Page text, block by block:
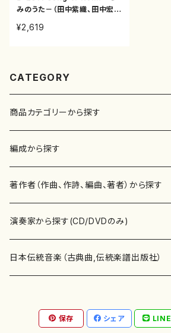
みのうた－（田中紫織、田中宏史
サー他/CD）
¥2,619
CATEGORY
商品カテゴリーから探す
楽譜
書籍
書籍
テキストブック
CD・DVD
チケット
邦楽ジャーナル
レコード
編成から探す
邦楽器
箏・琴（ソロ）
箏・琴（合奏）
三味線（合奏）
合唱
混声合唱
男声合唱
歌・声
ピアノ（ソロ）
洋楽器（弦楽器）
著作者（作曲、作詩、編曲、著者）から探す
あ行
青木省三(アオキ ショウゾウ)
秋山健治(アキヤマ ケンジ）
か行
蔭山滸山(カゲヤマ キョザン)
斉藤松声(サイトウ ショウセイ)
演奏家から探す(CD/DVDのみ)
邦楽（箏、三味線、尺八等）演奏家
石川高（笙）
應和惠子（声楽・ソプラノ）
洋楽-鍵盤楽器（ピアノ、オルガン等）演奏家
日本伝統音楽（古典曲,伝統楽譜出版社）
宮城道雄（宮城宗家監修）
地歌箏曲（三絃古典楽譜）
保存 シェア LINE